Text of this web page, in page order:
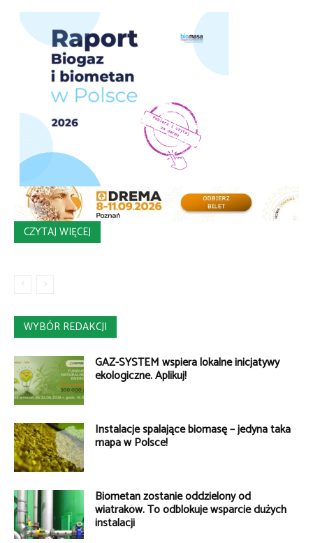
CZYTAJ WIĘCEJ
WYBÓR REDAKCJI
GAZ-SYSTEM wspiera lokalne inicjatywy
ekologiczne. Aplikuj!
Instalacje spalające biomasę – jedyna taka
mapa w Polsce!
Biometan zostanie oddzielony od
wiatraków. To odblokuje wsparcie dużych
instalacji